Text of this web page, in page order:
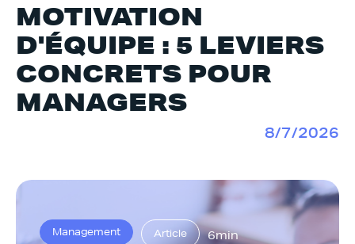
MOTIVATION
D'ÉQUIPE : 5 LEVIERS
CONCRETS POUR
MANAGERS
8/7/2026
Management Article 6min